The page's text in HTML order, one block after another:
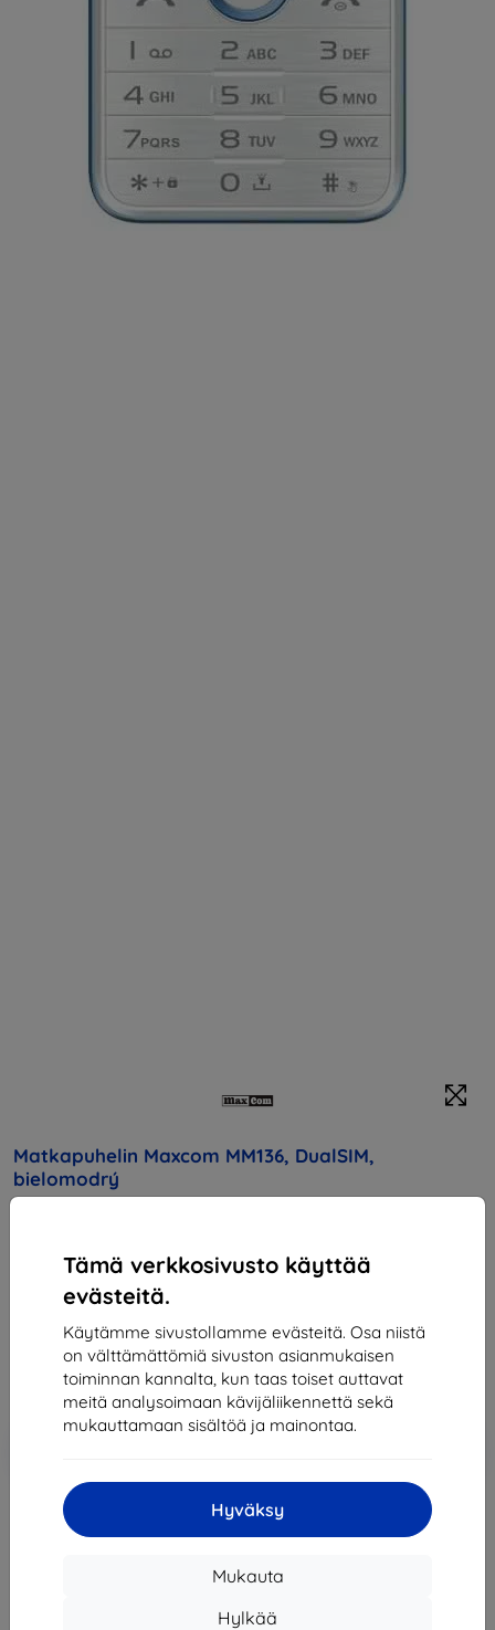
Tämä verkkosivusto käyttää
evästeitä.
Käytämme sivustollamme evästeitä. Osa niistä
on välttämättömiä sivuston asianmukaisen
toiminnan kannalta, kun taas toiset auttavat
meitä analysoimaan kävijäliikennettä sekä
mukauttamaan sisältöä ja mainontaa.
Hyväksy
Mukauta
Hylkää
Matkapuhelin Maxcom MM136, DualSIM,
bielomodrý
lisävarusteista!
31,91 €
28,72 €
Hinta ilman ALV:tä 23,16 €
Alennus kupongilla
Loppuunmyyty